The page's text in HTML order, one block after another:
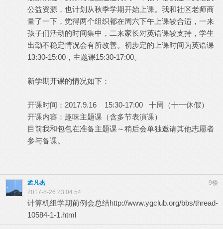
公益资源，也计划从秋季学期开始上课。我和社区老师商
量了一下，觉得两个组织都在周六下午上课较合适，一来
孩子们活动的时间集中，二来家长对英语课较支持，学生
出勤不稳定情况会有所改善。初步定的上课时间为英语课
13:30-15:00，主题课15:30-17:00。
新学期开课的情况如下：
开课时间：2017.9.16 15:30-17:00 十周（十一休假）
开课内容：趣味主题课（含多节表演课）
目前我和包包在准备主题课～稍后会单独邀请其他志愿者
参与备课。
9楼
孟凡杰
2017-8-26 23:04:54
计算机组学期前例会总结http://www.ygclub.org/bbs/thread-
10584-1-1.html